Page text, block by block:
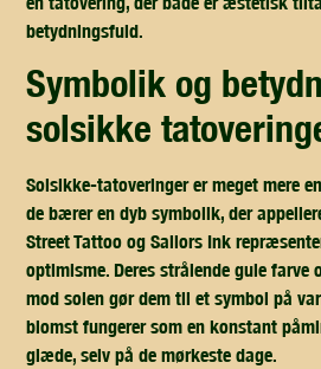
betydningsfuld.
symbolik og betydning af
solsikke
Solsikke-tatoveringer er meget mere
de bærer en dyb symbolik, der
Street Tattoo og Sailors Ink
optimisme. Deres strålende gule farve
mod solen gør dem til et symbol på
blomst fungerer som en konstant
glæde, selv på de mørkeste dage.